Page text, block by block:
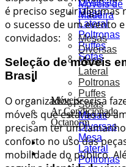
Mesa
Lateral
Poltronas
Puffes
Sofás
Soluções
Móveis
Ar Condicionado
Octanorm
Portfólio
Orçamentos
Móveis de
Madeira
Mesas
Diversas
Mesa
Lateral
Poltronas
Puffes
Sofás
Mesas
Diversas
Mesa
Lateral
Poltronas
é preciso seguir algumas
o sucesso de um evento
convidados:
Seleção de móveis
Brasil
O organizador precisa
móveis que estarão no
precisam ter um
conforto no uso das
mobilidade do público.